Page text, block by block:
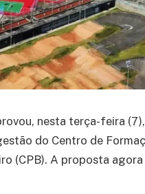
nesta terça-feira
do Centro de
(CPB). A proposta